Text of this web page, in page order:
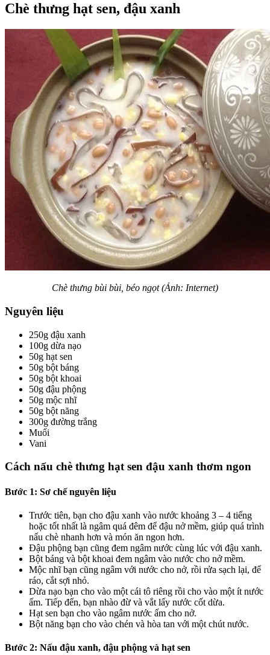
Chè thưng hạt sen, đậu xanh
Chè thưng bùi bùi, béo ngọt (Ảnh: Internet)
Nguyên liệu
250g đậu xanh
100g dừa nạo
50g hạt sen
50g bột báng
50g bột khoai
50g đậu phộng
50g mộc nhĩ
50g bột năng
300g đường trắng
Muối
Vani
Cách nấu chè thưng hạt sen đậu xanh thơm ngon
Bước 1: Sơ chế nguyên liệu
Trước tiên, bạn cho đậu xanh vào nước khoảng 3 – 4 tiếng
hoặc tốt nhất là ngâm quá đêm để đậu nở mềm, giúp quá trình
nấu chè nhanh hơn và món ăn ngon hơn.
Đậu phộng bạn cũng đem ngâm nước cùng lúc với đậu xanh.
Bột báng và bột khoai đem ngâm vào nước cho nở mềm.
Mộc nhĩ bạn cũng ngâm với nước cho nở, rồi rửa sạch lại, để
ráo, cắt sợi nhỏ.
Dừa nạo bạn cho vào một cái tô riêng rồi cho vào một ít nước
ấm. Tiếp đến, bạn nhào đừ và vắt lấy nước cốt dừa.
Hạt sen bạn cho vào ngâm nước ấm cho nở.
Bột năng bạn cho vào chén và hòa tan với một chút nước.
Bước 2: Nấu đậu xanh, đậu phộng và hạt sen